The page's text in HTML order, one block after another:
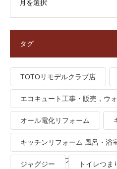
タグ
TOTOリモデルクラブ店
エコキュート工事・販売，ウ
り、トイレ水漏れ
オール電化リフォーム
キッチンリフォーム 風呂・浴
ーム 洗面所リフォーム オー
ジャグジー トイレつま